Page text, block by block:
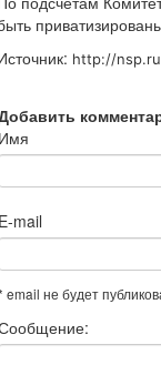
http://
Имя
E-mail
email не будет